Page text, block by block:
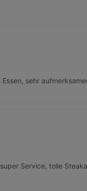
sehr
Service, tolle